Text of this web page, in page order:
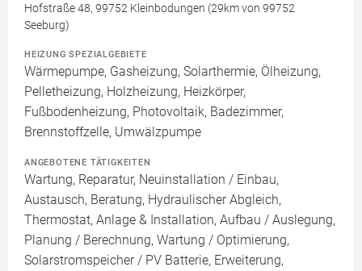
Hofstraße 48, 99752 Kleinbodungen (29km von 99752
Seeburg)
HEIZUNG SPEZIALGEBIETE
Wärmepumpe, Gasheizung, Solarthermie, Ölheizung,
Pelletheizung, Holzheizung, Heizkörper,
Fußbodenheizung, Photovoltaik, Badezimmer,
Brennstoffzelle, Umwälzpumpe
ANGEBOTENE TÄTIGKEITEN
Wartung, Reparatur, Neuinstallation / Einbau,
Austausch, Beratung, Hydraulischer Abgleich,
Thermostat, Anlage & Installation, Aufbau / Auslegung,
Planung / Berechnung, Wartung / Optimierung,
Solarstromspeicher / PV Batterie, Erweiterung,